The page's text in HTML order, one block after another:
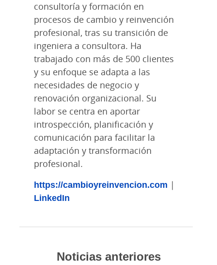
consultoría y formación en
procesos de cambio y reinvención
profesional, tras su transición de
ingeniera a consultora. Ha
trabajado con más de 500 clientes
y su enfoque se adapta a las
necesidades de negocio y
renovación organizacional. Su
labor se centra en aportar
introspección, planificación y
comunicación para facilitar la
adaptación y transformación
profesional.
https://cambioyreinvencion.com |
LinkedIn
Noticias anteriores